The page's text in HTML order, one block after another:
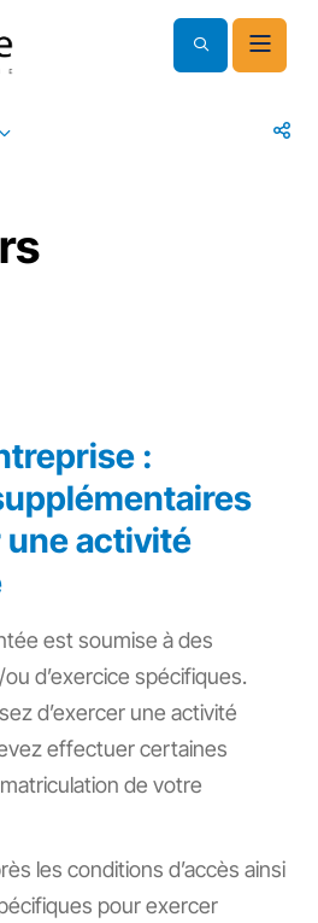
:
une activité
est soumise à des
d’exercice spécifiques.
d’exercer une activité
effectuer certaines
de votre
les conditions d’accès ainsi
pour exercer